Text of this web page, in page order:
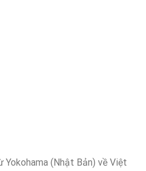
Yokohama (Nhật Bản) về Việt